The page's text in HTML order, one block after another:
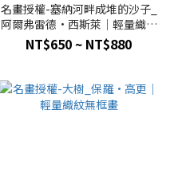
名畫授權-塞納河畔成堆的沙子_
阿爾弗雷德·西斯萊｜輕量織紋
無框畫
NT$650 ~ NT$880